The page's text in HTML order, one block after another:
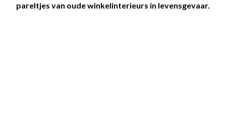
pareltjes van oude winkelinterieurs in levensgevaar.